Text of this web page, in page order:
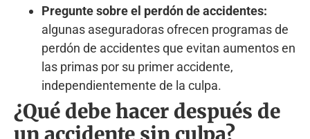
Pregunte sobre el perdón de accidentes:
algunas aseguradoras ofrecen programas de
perdón de accidentes que evitan aumentos en
las primas por su primer accidente,
independientemente de la culpa.
¿Qué debe hacer después de
un accidente sin culpa?